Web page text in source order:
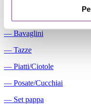
― Bavaglini
― Tazze
― Piatti/Ciotole
― Posate/Cucchiai
― Set pappa